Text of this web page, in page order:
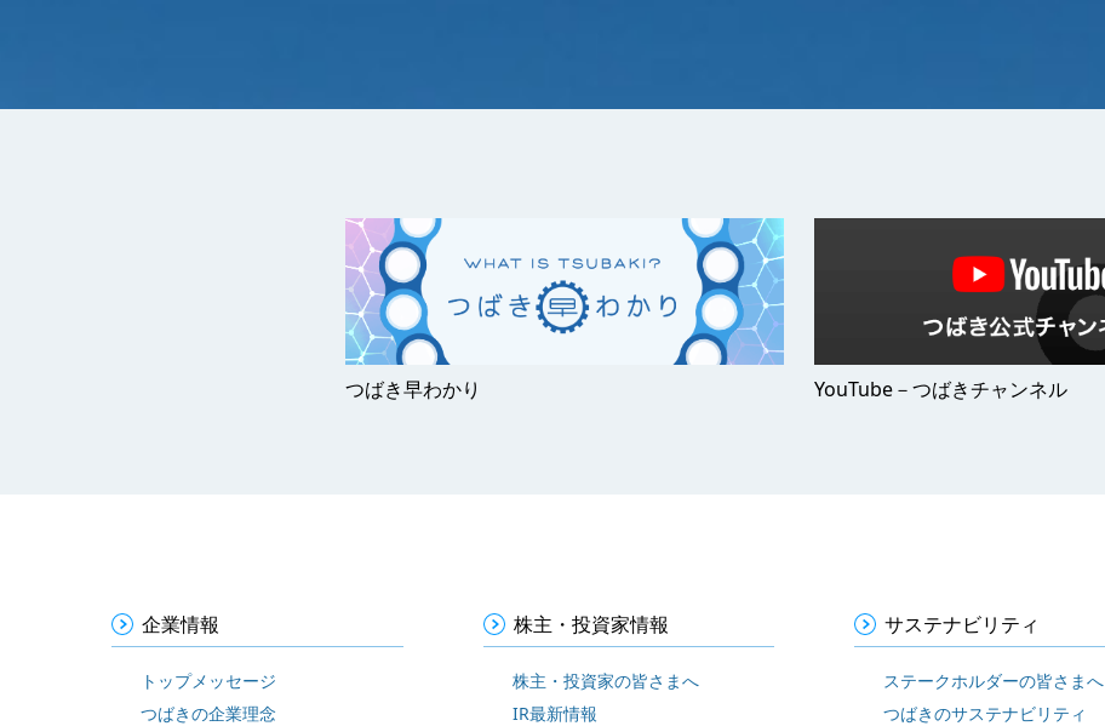
つばき早わかり YouTube－つばきチャンネル
企業情報
トップメッセージ
つばきの企業理念
株主・投資家情報
株主・投資家の皆さまへ
IR最新情報
サステナビリティ
ステークホルダーの皆さまへ
つばきのサステナビリティ